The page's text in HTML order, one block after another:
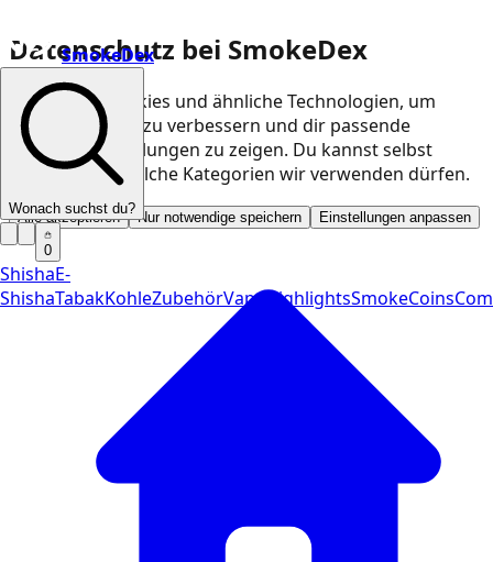
Datenschutz bei SmokeDex
Wir nutzen Cookies und ähnliche Technologien, um
unsere Website zu verbessern und dir passende
Produktempfehlungen zu zeigen. Du kannst selbst
entscheiden, welche Kategorien wir verwenden dürfen.
Alle akzeptieren Nur notwendige speichern Einstellungen anpassen
SmokeDex
Wonach suchst du?
0
ShishaE-
ShishaTabakKohleZubehörVapeHighlightsSmokeCoins